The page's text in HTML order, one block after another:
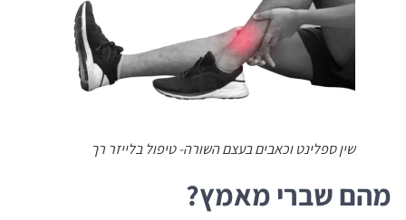
שין ספלינט וכאבים בעצם השורה- טיפול בלייזר רך
מהם שברי מאמץ?